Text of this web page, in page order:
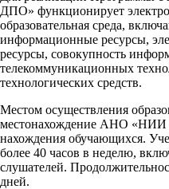
ДПО» функционирует
образовательная среда,
информационные ресурсы,
ресурсы, совокупность
телекоммуникационных
технологических средств.
Местом осуществления
местонахождение АНО «НИИ
нахождения обучающихся.
более 40 часов в неделю,
слушателей.
дней.